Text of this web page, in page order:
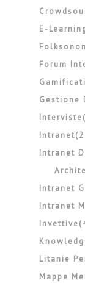
E-
Forum
Gestione
Intranet
Intranet
Intranet
Litanie
Mappe